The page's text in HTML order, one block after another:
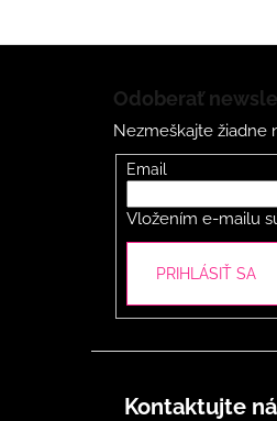
Odoberať
Nezmeškajte žiadne
Email
Vložením e-mailu
PRIHLÁSIŤ SA
Kontaktujte